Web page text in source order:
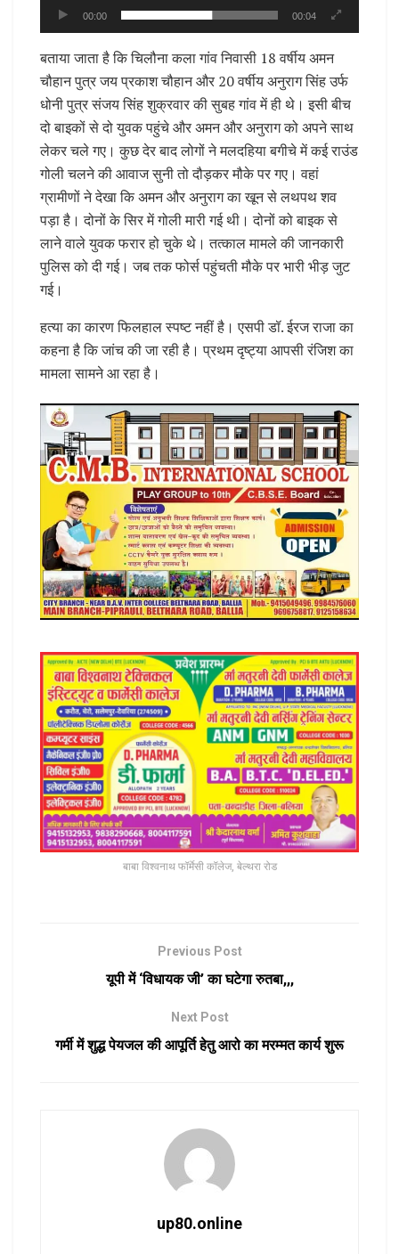
00:00 00:04
बताया जाता है कि चिलौना कला गांव निवासी 18 वर्षीय अमन
चौहान पुत्र जय प्रकाश चौहान और 20 वर्षीय अनुराग सिंह उर्फ
धोनी पुत्र संजय सिंह शुक्रवार की सुबह गांव में ही थे। इसी बीच
दो बाइकों से दो युवक पहुंचे और अमन और अनुराग को अपने साथ
लेकर चले गए। कुछ देर बाद लोगों ने मलदहिया बगीचे में कई राउंड
गोली चलने की आवाज सुनी तो दौड़कर मौके पर गए। वहां
ग्रामीणों ने देखा कि अमन और अनुराग का खून से लथपथ शव
पड़ा है। दोनों के सिर में गोली मारी गई थी। दोनों को बाइक से
लाने वाले युवक फरार हो चुके थे। तत्काल मामले की जानकारी
पुलिस को दी गई। जब तक फोर्स पहुंचती मौके पर भारी भीड़ जुट
गई।
हत्या का कारण फिलहाल स्पष्ट नहीं है। एसपी डॉ. ईरज राजा का
कहना है कि जांच की जा रही है। प्रथम दृष्ट्या आपसी रंजिश का
मामला सामने आ रहा है।
बाबा विश्वनाथ फॉर्मेसी कॉलेज, बेल्थरा रोड
Previous Post
यूपी में ‘विधायक जी’ का घटेगा रुतबा,,,
Next Post
गर्मी में शुद्ध पेयजल की आपूर्ति हेतु आरो का मरम्मत कार्य शुरू
up80.online